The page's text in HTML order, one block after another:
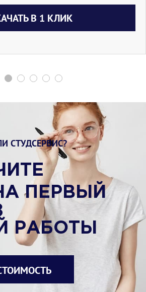
В 1 КЛИК
СТУДСЕРВИС?
ПЕРВЫЙ
РАБОТЫ